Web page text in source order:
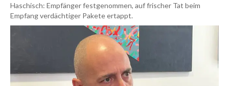
Haschisch: Empfänger festgenommen, auf frischer Tat beim
Empfang verdächtiger Pakete ertappt.